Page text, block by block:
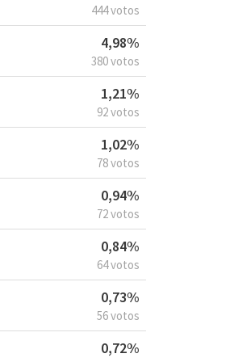
444 votos
4,98%
380 votos
1,21%
92 votos
1,02%
78 votos
0,94%
72 votos
0,84%
64 votos
0,73%
56 votos
0,72%